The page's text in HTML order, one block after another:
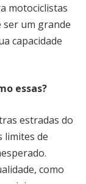
motociclistas
ser um grande
capacidade
essas?
estradas do
limites de
como